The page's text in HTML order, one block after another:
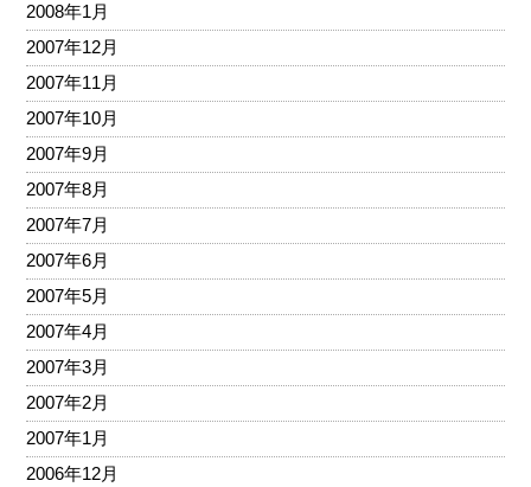
2008年1月
2007年12月
2007年11月
2007年10月
2007年9月
2007年8月
2007年7月
2007年6月
2007年5月
2007年4月
2007年3月
2007年2月
2007年1月
2006年12月